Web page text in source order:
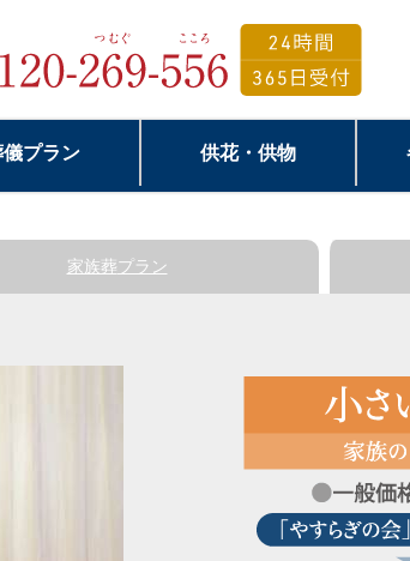
儀プラン 供花・供物
家族葬プラン